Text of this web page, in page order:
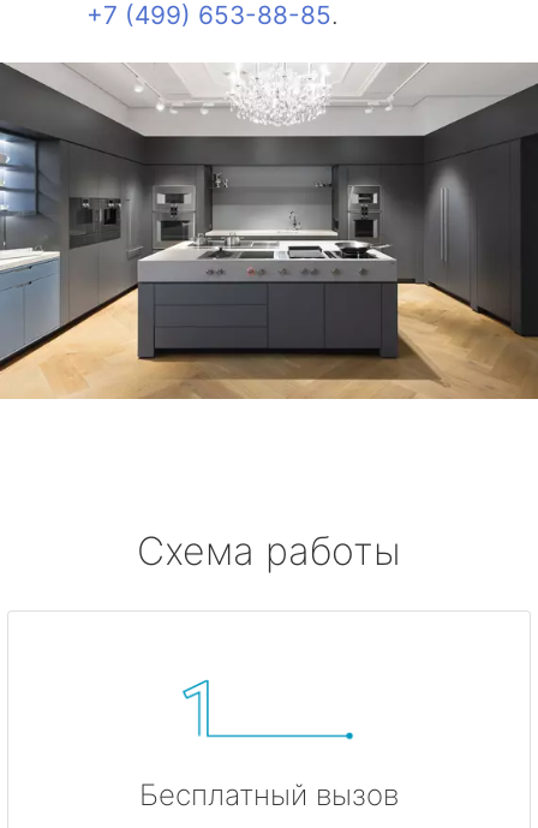
+7 (499) 653-88-85.
Схема работы
Бесплатный вызов